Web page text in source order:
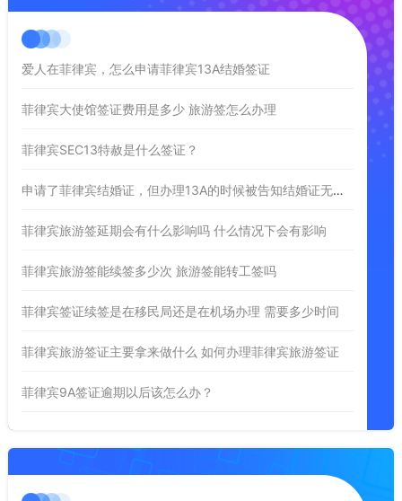
爱人在菲律宾，怎么申请菲律宾13A结婚签证
菲律宾大使馆签证费用是多少 旅游签怎么办理
菲律宾SEC13特赦是什么签证？
申请了菲律宾结婚证，但办理13A的时候被告知结婚证无效是为什么？
菲律宾旅游签延期会有什么影响吗 什么情况下会有影响
菲律宾旅游签能续签多少次 旅游签能转工签吗
菲律宾签证续签是在移民局还是在机场办理 需要多少时间
菲律宾旅游签证主要拿来做什么 如何办理菲律宾旅游签证
菲律宾9A签证逾期以后该怎么办？